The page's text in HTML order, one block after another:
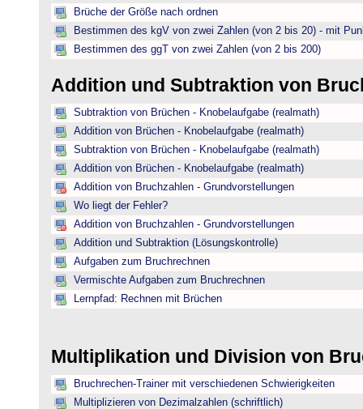
Brüche der Größe nach ordnen
Bestimmen des kgV von zwei Zahlen (von 2 bis 20) - mit
Bestimmen des ggT von zwei Zahlen (von 2 bis 200)
Addition und Subtraktion von
Subtraktion von Brüchen - Knobelaufgabe (realmath)
Addition von Brüchen - Knobelaufgabe (realmath)
Subtraktion von Brüchen - Knobelaufgabe (realmath)
Addition von Brüchen - Knobelaufgabe (realmath)
Addition von Bruchzahlen - Grundvorstellungen
Wo liegt der Fehler?
Addition von Bruchzahlen - Grundvorstellungen
Addition und Subtraktion (Lösungskontrolle)
Aufgaben zum Bruchrechnen
Vermischte Aufgaben zum Bruchrechnen
Lernpfad: Rechnen mit Brüchen
Multiplikation und Division von
Bruchrechen-Trainer mit verschiedenen Schwierigkeiten
Multiplizieren von Dezimalzahlen (schriftlich)